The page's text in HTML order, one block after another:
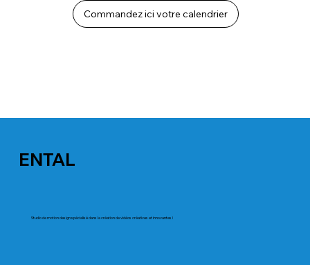
Commandez ici votre calendrier
ENTAL
Studio de motion design spécialisé dans la création de vidéos créatives et innovantes !